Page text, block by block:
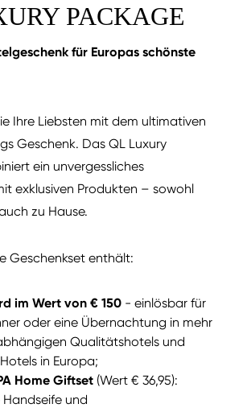
PACKAGE
für Europas schönste
Ihre Liebsten mit dem ultimativen
Geschenk. Das QL Luxury
ein unvergessliches
exklusiven Produkten – sowohl
zu Hause.
Geschenkset enthält:
im Wert von € 150 - einlösbar für
oder eine Übernachtung in mehr
Qualitätshotels und
in Europa;
Home Giftset (Wert € 36,95):
und